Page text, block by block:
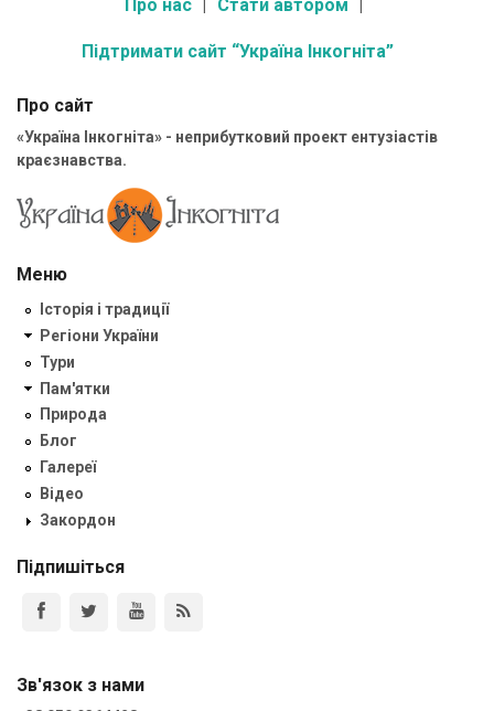
Про нас Стати автором
Підтримати сайт “Україна Інкогніта”
Про сайт
«Україна Інкогніта» - неприбутковий проект ентузіастів
краєзнавства.
Меню
Історія і традиції
Регіони України
Тури
Пам'ятки
Природа
Блог
Галереї
Відео
Закордон
Підпишіться
Зв'язок з нами